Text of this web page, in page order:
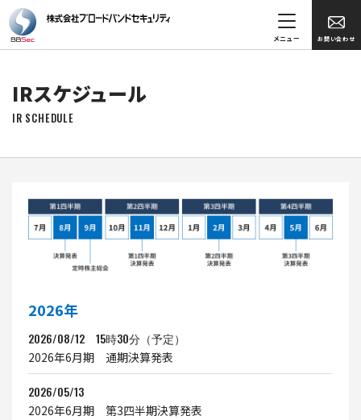
お問い合わせ
メニュー
IRスケジュール
IR SCHEDULE
2026年
2026/08/12 15時30分（予定）
2026年6月期 通期決算発表
2026/05/13
2026年6月期 第3四半期決算発表